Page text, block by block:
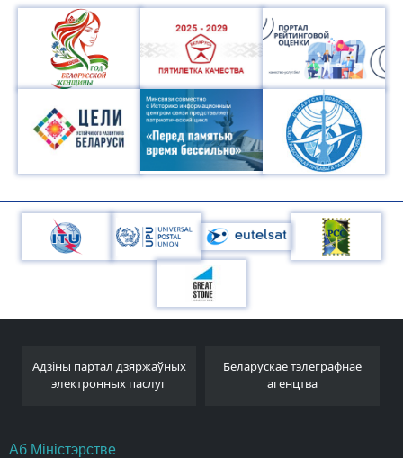
Адзіны партал дзяржаўных
электронных паслуг
Беларускае тэлеграфнае
агенцтва
Аб Міністэрстве